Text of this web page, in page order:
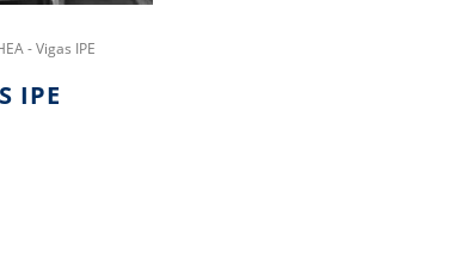
- Vigas IPE
IPE